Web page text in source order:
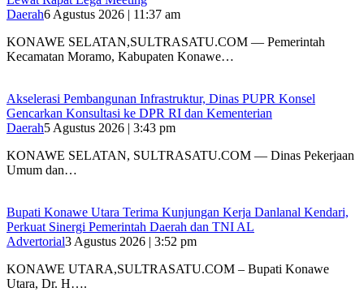
Daerah6 Agustus 2026 | 11:37 am
KONAWE SELATAN,SULTRASATU.COM — Pemerintah
Kecamatan Moramo, Kabupaten Konawe…
Akselerasi Pembangunan Infrastruktur, Dinas PUPR Konsel
Gencarkan Konsultasi ke DPR RI dan Kementerian
Daerah5 Agustus 2026 | 3:43 pm
KONAWE SELATAN, SULTRASATU.COM — Dinas Pekerjaan
Umum dan…
Bupati Konawe Utara Terima Kunjungan Kerja Danlanal Kendari,
Perkuat Sinergi Pemerintah Daerah dan TNI AL
Advertorial3 Agustus 2026 | 3:52 pm
‎KONAWE UTARA,SULTRASATU.COM – Bupati Konawe
Utara, Dr. H….